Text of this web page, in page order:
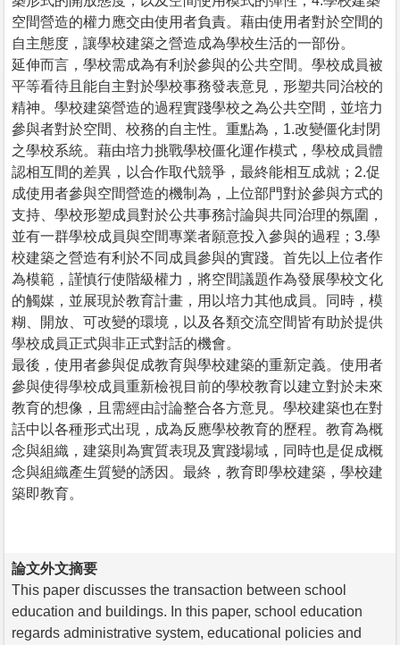
空間營造的權力應交由使用者負責。藉由使用者對於空間的
自主態度，讓學校建築之營造成為學校生活的一部份。
延伸而言，學校需成為有利於參與的公共空間。學校成員被
平等看待且能自主對於學校事務發表意見，形塑共同治校的
精神。學校建築營造的過程實踐學校之為公共空間，並培力
參與者對於空間、校務的自主性。重點為，1.改變僵化封閉
之學校系統。藉由培力挑戰學校僵化運作模式，學校成員體
認相互間的差異，以合作取代競爭，最終能相互成就；2.促
成使用者參與空間營造的機制為，上位部門對於參與方式的
支持、學校形塑成員對於公共事務討論與共同治理的氛圍，
並有一群學校成員與空間專業者願意投入參與的過程；3.學
校建築之營造有利於不同成員參與的實踐。首先以上位者作
為模範，謹慎行使階級權力，將空間議題作為發展學校文化
的觸媒，並展現於教育計畫，用以培力其他成員。同時，模
糊、開放、可改變的環境，以及各類交流空間皆有助於提供
學校成員正式與非正式對話的機會。
最後，使用者參與促成教育與學校建築的重新定義。使用者
參與使得學校成員重新檢視目前的學校教育以建立對於未來
教育的想像，且需經由討論整合各方意見。學校建築也在對
話中以各種形式出現，成為反應學校教育的歷程。教育為概
念與組織，建築則為實質表現及實踐場域，同時也是促成概
念與組織產生質變的誘因。最終，教育即學校建築，學校建
築即教育。
論文外文摘要
This paper discusses the transaction between school
education and buildings. In this paper, school education
regards administrative system, educational policies and